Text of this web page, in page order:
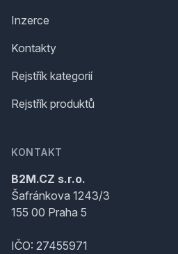
Inzerce
Kontakty
Rejstřík kategorií
Rejstřík produktů
KONTAKT
B2M.CZ s.r.o.
Šafránkova 1243/3
155 00 Praha 5
IČO: 27455971